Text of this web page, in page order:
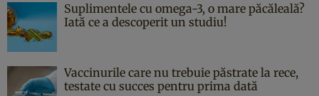
Suplimentele cu omega-3, o mare păcăleală?
Iată ce a descoperit un studiu!
Vaccinurile care nu trebuie păstrate la rece,
testate cu succes pentru prima dată